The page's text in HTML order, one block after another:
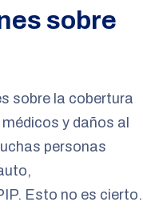
sobre
sobre la cobertura
y daños al
personas
Esto no es cierto.